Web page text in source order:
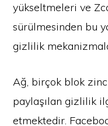
yükseltmeleri ve
sürülmesinden bu
gizlilik
Ağ, birçok blok
paylaşılan gizlilik
etmektedir.